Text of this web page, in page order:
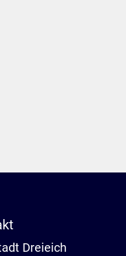
Dreieich